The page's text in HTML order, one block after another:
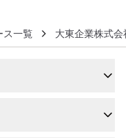
ス一覧 大東企業株式会